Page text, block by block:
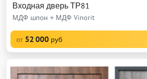
Входная дверь ТР81
МДФ шпон + МДФ Vinorit
от 52 000 руб